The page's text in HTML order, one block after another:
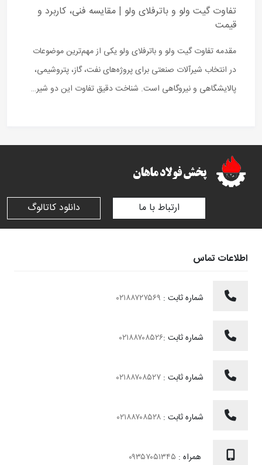
تفاوت گیت ولو و باترفلای ولو | مقایسه فنی، کاربرد و
قیمت
مقدمه تفاوت گیت ولو و باترفلای ولو یکی از مهم‌ترین موضوعات
در انتخاب شیرآلات صنعتی برای پروژه‌های نفت، گاز، پتروشیمی،
پالایشگاهی و نیروگاهی است. شناخت دقیق تفاوت این دو شیر…
ارتباط با ما دانلود کاتالوگ
اطلاعات تماس
شماره ثابت :
شماره ثابت :۰۲۱۸۸۷۰۸۵۲۶
شماره ثابت :
شماره ثابت :
همراه :